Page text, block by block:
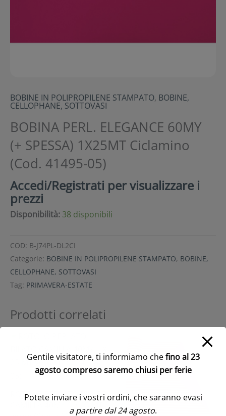
BOBINE IN POLIPROPILENE STAMPATO, BOBINE,
CELLOPHANE, SOTTOVASI
BOBINA PERL. ELEGANCE 60MY
(+ SPESSA) 1X25MT Ciclamino
(Cod. 41495-05)
Accedi/Registrati per visualizzare i
prezzi
Disponibilità: 38 disponibili
COD: B-J74PL-DL2CI
Categorie: BOBINE IN POLIPROPILENE STAMPATO, BOBINE,
CELLOPHANE, SOTTOVASI
Tag: PRIMAVERA-ESTATE
Prodotti correlati
ROTOLO PERLATO BILATO
CAMILLA 40MY 1 X 25 MT
Gentile visitatore, ti informiamo chefino al 23
agosto compreso saremo chiusi per ferie
Potete inviare i vostri ordini, che saranno evasi
a partire dal 24 agosto.